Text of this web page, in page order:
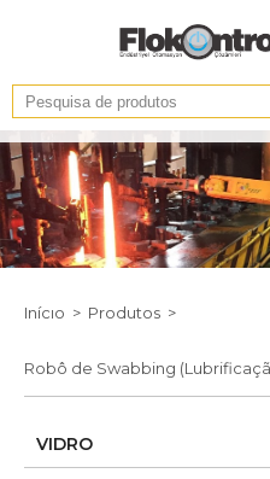
Inícıo > Produtos >
Robô de Swabbing
VIDRO